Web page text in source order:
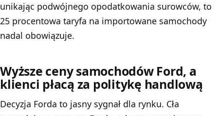
unikając podwójnego opodatkowania surowców, to
25 procentowa taryfa na importowane samochody
nadal obowiązuje.
Wyższe ceny samochodów Ford, a
klienci płacą za politykę handlową
Decyzja Forda to jasny sygnał dla rynku. Cła